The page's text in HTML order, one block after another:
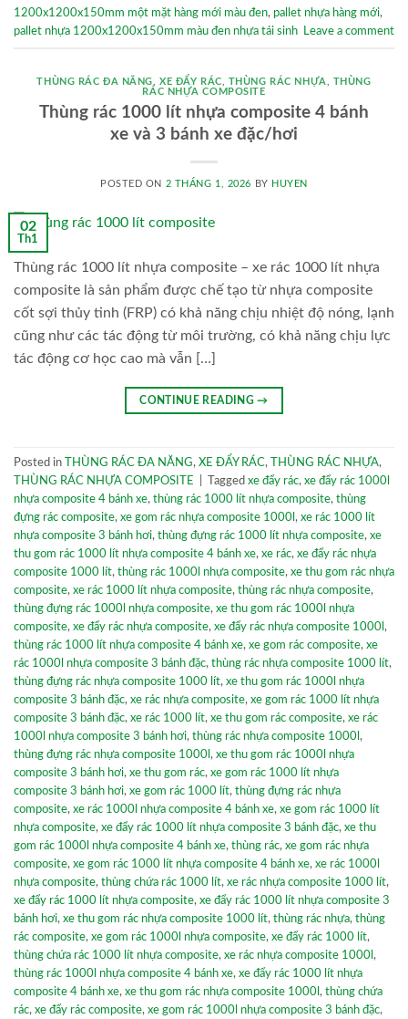
1200x1200x150mm một mặt hàng mới màu đen, pallet nhựa hàng mới,
pallet nhựa 1200x1200x150mm màu đen nhựa tái sinh
Leave a comment
THÙNG RÁC ĐA NĂNG ,XE ĐẨY RÁC THÙNG RÁC NHỰA
THÙNG
RÁC NHỰA COMPOSITE
Thùng rác 1000 lít nhựa composite 4 bánh
xe và 3 bánh xe đặc/hơi
POSTED ON 2 THÁNG 1, 2026 BY HUYEN
02
Th1
Thùng rác 1000 lít nhựa composite – xe rác 1000 lít nhựa
composite là sản phẩm được chế tạo từ nhựa composite
cốt sợi thủy tinh (FRP) có khả năng chịu nhiệt độ nóng, lạnh
cũng như các tác động từ môi trường, có khả năng chịu lực
tác động cơ học cao mà vẫn […]
CONTINUE READING→
Posted in THÙNG RÁC ĐA NĂNG, XE ĐẨY RÁC, THÙNG RÁC NHỰA,
THÙNG RÁC NHỰA COMPOSITE
Tagged xe đẩy rác, xe đẩy rác 1000l
nhựa composite 4 bánh xe, thùng rác 1000 lít nhựa composite, thùng
đựng rác composite, xe gom rác nhựa composite 1000l , xe rác 1000 lít
nhựa composite 3 bánh hơi, thùng đựng rác 1000 lít nhựa composite, xe
thu gom rác 1000 lít nhựa composite 4 bánh xe, xe rác, xe đẩy rác nhựa
composite 1000 lít, thùng rác 1000l nhựa composite, xe thu gom rác nhựa
composite, xe rác 1000 lít nhựa composite, thùng rác nhựa composite,
thùng đựng rác 1000l nhựa composite, xe thu gom rác 1000l nhựa
composite, xe đẩy rác nhựa composite, xe đẩy rác nhựa composite 1000l ,
thùng rác 1000 lít nhựa composite 4 bánh xe, xe gom rác composite, xe
rác 1000l nhựa composite 3 bánh đặc, thùng rác nhựa composite 1000 lít,
thùng đựng rác nhựa composite 1000 lít, xe thu gom rác 1000l nhựa
composite 3 bánh đặc, xe rác nhựa composite, xe gom rác 1000 lít nhựa
composite 3 bánh đặc, xe rác 1000 lít, xe thu gom rác composite, xe rác
1000l nhựa composite 3 bánh hơi, thùng rác nhựa composite 1000l ,
thùng đựng rác nhựa composite 1000l , xe thu gom rác 1000l nhựa
composite 3 bánh hơi, xe thu gom rác, xe gom rác 1000 lít nhựa
composite 3 bánh hơi, xe gom rác 1000 lít, thùng đựng rác nhựa
composite, xe rác 1000l nhựa composite 4 bánh xe, xe gom rác 1000 lít
nhựa composite, xe đẩy rác 1000 lít nhựa composite 3 bánh đặc, xe thu
gom rác 1000l nhựa composite 4 bánh xe, thùng rác, xe gom rác nhựa
composite, xe gom rác 1000 lít nhựa composite 4 bánh xe, xe rác 1000l
nhựa composite, thùng chứa rác 1000 lít, xe rác nhựa composite 1000 lít,
xe đẩy rác 1000 lít nhựa composite, xe đẩy rác 1000 lít nhựa composite 3
bánh hơi, xe thu gom rác nhựa composite 1000 lít, thùng rác nhựa, thùng
rác composite, xe gom rác 1000l nhựa composite, xe đẩy rác 1000 lít,
thùng chứa rác 1000 lít nhựa composite, xe rác nhựa composite 1000l ,
thùng rác 1000l nhựa composite 4 bánh xe, xe đẩy rác 1000 lít nhựa
composite 4 bánh xe, xe thu gom rác nhựa composite 1000l , thùng chứa
rác, xe đẩy rác composite, xe gom rác 1000l nhựa composite 3 bánh đặc,